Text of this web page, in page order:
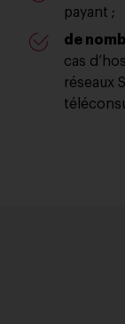
payant ;
de
cas
réseaux